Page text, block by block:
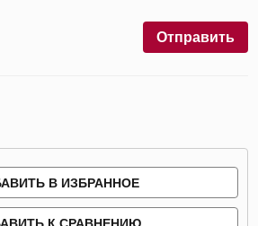
Отправить
В ИЗБРАННОЕ
К СРАВНЕНИЮ